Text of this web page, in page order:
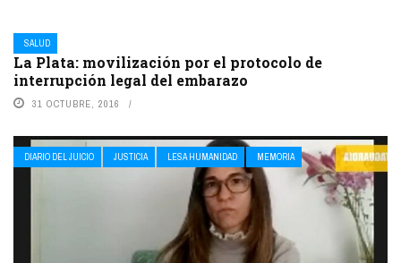
SALUD
La Plata: movilización por el protocolo de
interrupción legal del embarazo
31 OCTUBRE, 2016
DIARIO DEL JUICIO JUSTICIA LESA HUMANIDAD MEMORIA